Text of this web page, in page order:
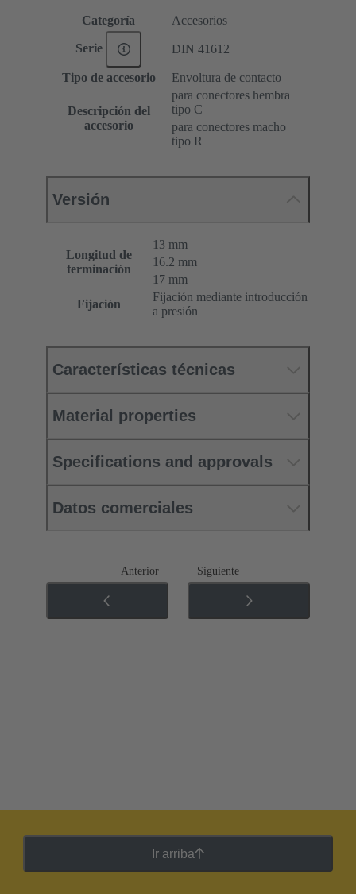
Categoría Accesorios
Serie DIN 41612
Tipo de accesorio Envoltura de contacto
Descripción del
accesorio
para conectores hembra
tipo C
para conectores macho
tipo R
Versión
Longitud de
terminación
13 mm
16.2 mm
17 mm
Fijación
Fijación mediante introducción
a presión
Características técnicas
Material properties
Specifications and approvals
Datos comerciales
Anterior Siguiente
Ir arriba